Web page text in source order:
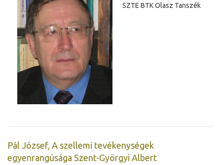
SZTE BTK Olasz Tanszék
Pál József, A szellemi tevékenységek
egyenrangúsága Szent-Györgyi Albert